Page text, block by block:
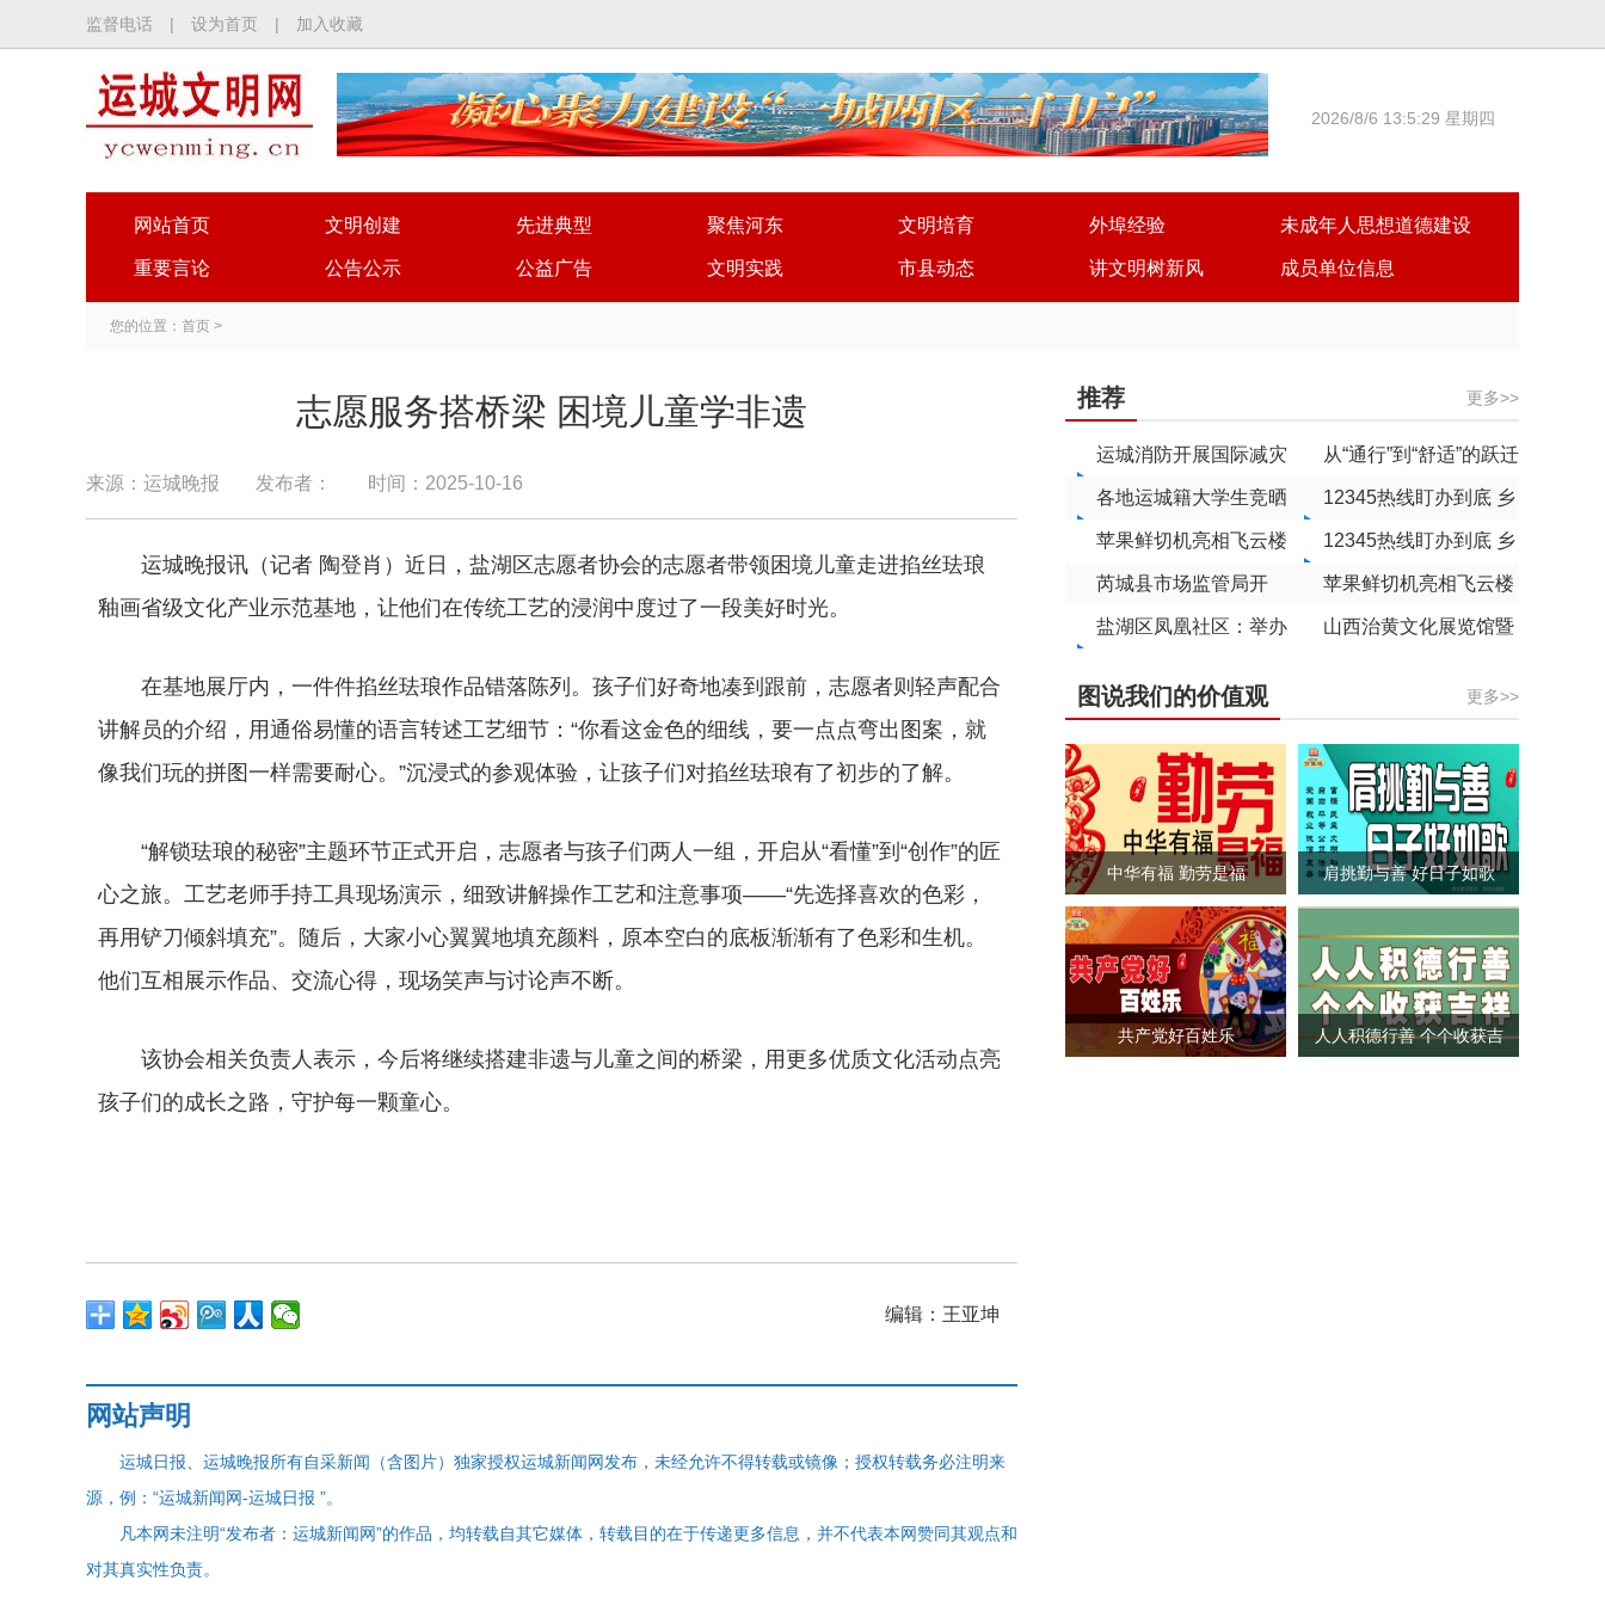
监督电话 | 设为首页 | 加入收藏
2026/8/6 13:5:29 星期四
网站首页
重要言论
文明创建
公告公示
先进典型
公益广告
聚焦河东
文明实践
文明培育
市县动态
外埠经验
讲文明树新风
未成年人思想道德建设
成员单位信息
您的位置： 首页 >
志愿服务搭桥梁 困境儿童学非遗
来源：运城晚报 发布者： 时间：2025-10-16
运城晚报讯（记者 陶登肖）近日，盐湖区志愿者协会的志愿者带领困境儿童走进掐丝珐琅
釉画省级文化产业示范基地，让他们在传统工艺的浸润中度过了一段美好时光。
在基地展厅内，一件件掐丝珐琅作品错落陈列。孩子们好奇地凑到跟前，志愿者则轻声配合
讲解员的介绍，用通俗易懂的语言转述工艺细节：“你看这金色的细线，要一点点弯出图案，就
像我们玩的拼图一样需要耐心。”沉浸式的参观体验，让孩子们对掐丝珐琅有了初步的了解。
“解锁珐琅的秘密”主题环节正式开启，志愿者与孩子们两人一组，开启从“看懂”到“创作”的匠
心之旅。工艺老师手持工具现场演示，细致讲解操作工艺和注意事项——“先选择喜欢的色彩，
再用铲刀倾斜填充”。随后，大家小心翼翼地填充颜料，原本空白的底板渐渐有了色彩和生机。
他们互相展示作品、交流心得，现场笑声与讨论声不断。
该协会相关负责人表示，今后将继续搭建非遗与儿童之间的桥梁，用更多优质文化活动点亮
孩子们的成长之路，守护每一颗童心。
编辑：王亚坤
网站声明
运城日报、运城晚报所有自采新闻（含图片）独家授权运城新闻网发布，未经允许不得转载或镜像；授权转载务必注明来
源，例：“运城新闻网-运城日报 ”。
凡本网未注明“发布者：运城新闻网”的作品，均转载自其它媒体，转载目的在于传递更多信息，并不代表本网赞同其观点和
对其真实性负责。
推荐 更多>>
运城消防开展国际减灾
日主题宣传活动
从“通行”到“舒适”的跃迁
——
道路提质升级彰显民生
温度
各地运城籍大学生竞晒
文旅大礼包
12345热线盯办到底 乡
村道路衔接难题得解决
苹果鲜切机亮相飞云楼
景区 万荣苹果“鲜”入游
客心
12345热线盯办到底 乡
村道路衔接难题得解决
芮城县市场监管局开
展“世界标准日”宣传活
苹果鲜切机亮相飞云楼
景区 万荣苹果“鲜”入游
盐湖区凤凰社区：举办 山西治黄文化展览馆暨
图说我们的价值观 更多>>
中华有福 勤劳是福 肩挑勤与善 好日子如歌
共产党好百姓乐 人人积德行善 个个收获吉